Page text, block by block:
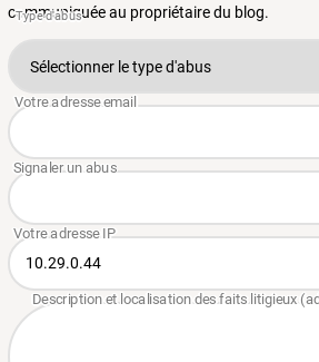
communiquée au propriétaire du blog.